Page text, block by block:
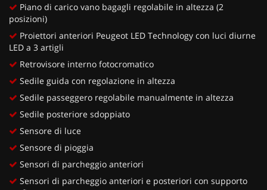
Piano di carico vano bagagli regolabile in altezza (2
posizioni)
Proiettori anteriori Peugeot LED Technology con luci diurne
LED a 3 artigli
Retrovisore interno fotocromatico
Sedile guida con regolazione in altezza
Sedile passeggero regolabile manualmente in altezza
Sedile posteriore sdoppiato
Sensore di luce
Sensore di pioggia
Sensori di parcheggio anteriori
Sensori di parcheggio anteriori e posteriori con supporto